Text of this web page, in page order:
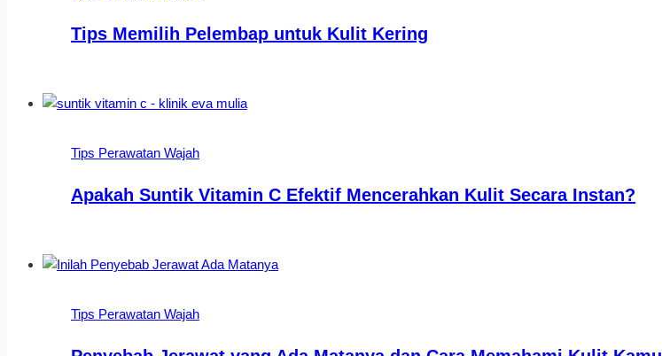
Tips Memilih Pelembap untuk Kulit Kering
Tips Perawatan Wajah
Apakah Suntik Vitamin C Efektif Mencerahkan Kulit Secara Instan?
Tips Perawatan Wajah